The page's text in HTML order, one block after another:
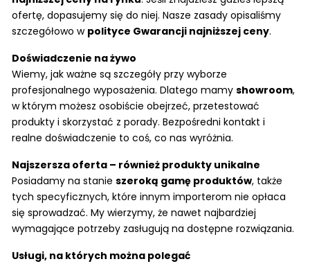
ofertę, dopasujemy się do niej. Nasze zasady opisaliśmy
szczegółowo w polityce Gwarancji najniższej ceny.
Doświadczenie na żywo
Wiemy, jak ważne są szczegóły przy wyborze
profesjonalnego wyposażenia. Dlatego mamyshowroom,
w którym możesz osobiście obejrzeć, przetestować
produkty i skorzystać z porady. Bezpośredni kontakt i
realne doświadczenie to coś, co nas wyróżnia.
Najszersza oferta – również produkty unikalne
Posiadamy na stanieszeroką gamę produktów, także
tych specyficznych, które innym importerom nie opłaca
się sprowadzać. My wierzymy, że nawet najbardziej
wymagające potrzeby zasługują na dostępne rozwiązania.
Usługi, na których można polegać